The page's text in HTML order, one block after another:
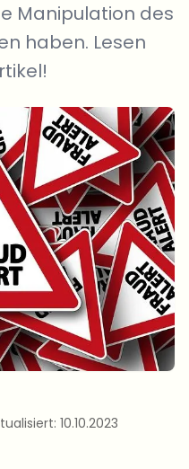
Manipulation des
haben. Lesen
10.10.2023